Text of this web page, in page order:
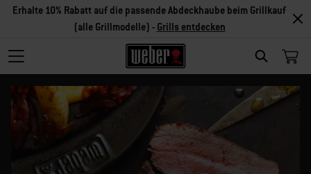
SEARCH
Erhalte 10% Rabatt auf die passende Abdeckhaube beim Grillkauf
(alle Grillmodelle) - Grills entdecken